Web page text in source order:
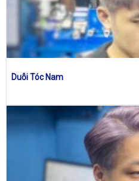
Duỗi Tóc Nam